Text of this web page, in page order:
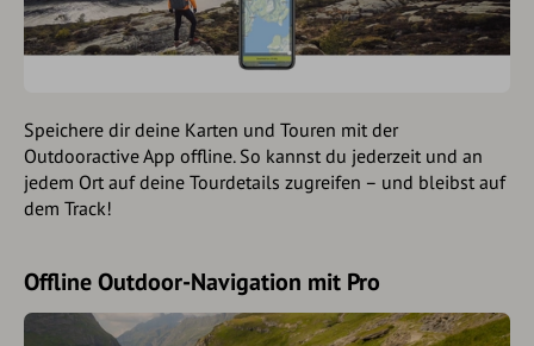
Speichere dir deine Karten und Touren mit der
Outdooractive App offline. So kannst du jederzeit und an
jedem Ort auf deine Tourdetails zugreifen – und bleibst auf
dem Track!
Offline Outdoor-Navigation mit Pro